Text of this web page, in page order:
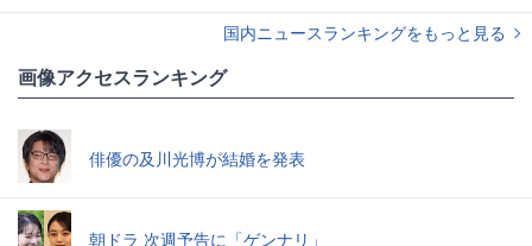
国内ニュースランキングをもっと見る
画像アクセスランキング
俳優の及川光博が結婚を発表
朝ドラ 次週予告に「ゲンナリ」